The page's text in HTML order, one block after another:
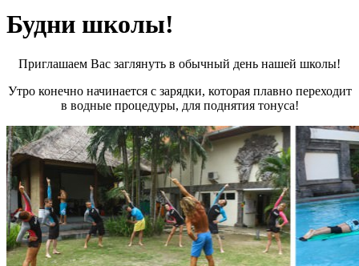
Будни школы!
Приглашаем Вас заглянуть в обычный день нашей школы!
Утро конечно начинается с зарядки, которая плавно переходит
в водные процедуры, для поднятия тонуса!